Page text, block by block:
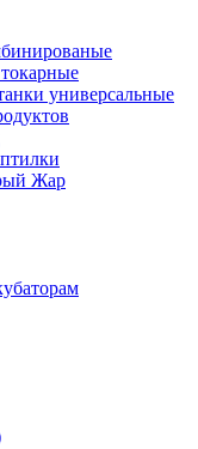
13000 об/мин,